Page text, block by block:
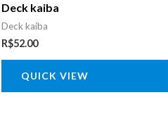
Deck kaiba
Deck kaiba
R$52.00
QUICK VIEW